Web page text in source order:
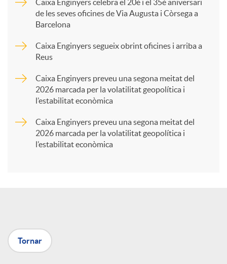
t
X
de les seves oficines de Via Augusta i Còrsega a
Barcelona
Caixa Enginyers segueix obrint oficines i arriba a
Reus
Caixa Enginyers preveu una segona meitat del
2026 marcada per la volatilitat geopolítica i
l’estabilitat econòmica
Caixa Enginyers preveu una segona meitat del
2026 marcada per la volatilitat geopolítica i
l’estabilitat econòmica
Tornar